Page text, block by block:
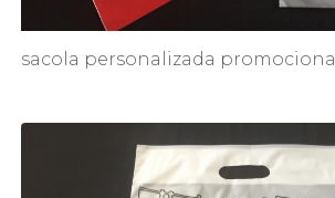
sacola personalizada promocional